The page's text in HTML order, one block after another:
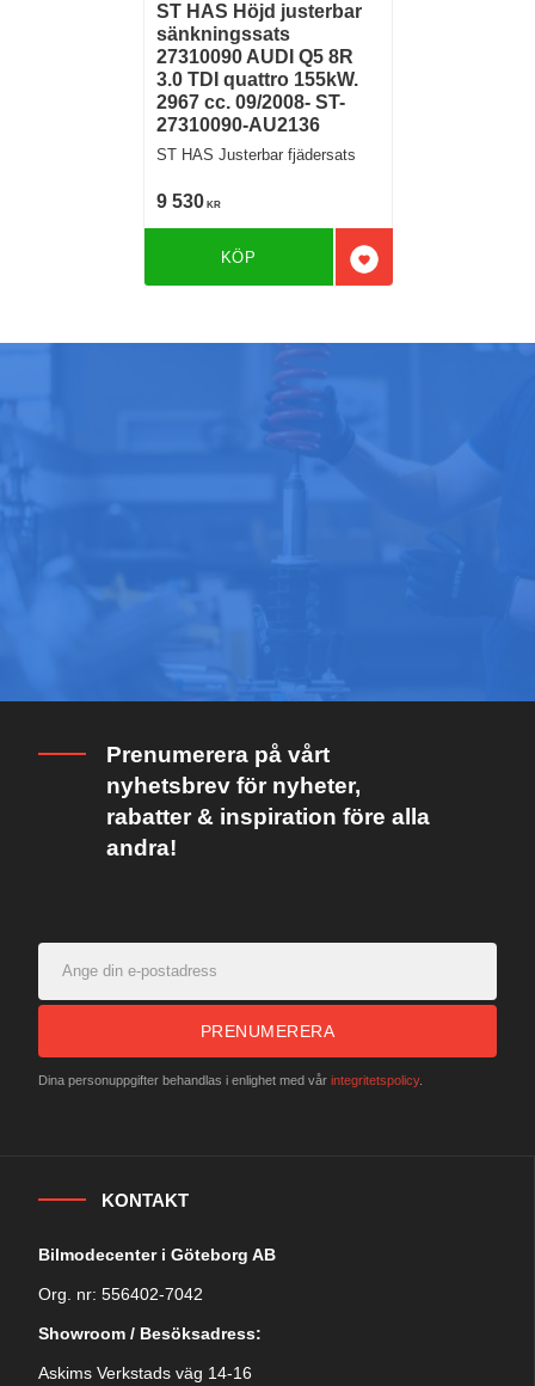
ST HAS Höjd justerbar
sänkningssats
27310090 AUDI Q5 8R
3.0 TDI quattro 155kW.
2967 cc. 09/2008- ST-
27310090-AU2136
ST HAS Justerbar fjädersats
9 530KR
Lägg till i favoriter
KÖP
Prenumerera på vårt
nyhetsbrev för nyheter,
rabatter & inspiration före alla
andra!
PRENUMERERA
Dina personuppgifter behandlas i enlighet med vår integritetspolicy.
KONTAKT
Bilmodecenter i Göteborg AB
Org. nr: 556402-7042
Showroom / Besöksadress:
Askims Verkstads väg 14-16